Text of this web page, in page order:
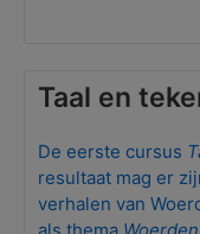
Taal en
De eerste cursus
resultaat mag er
verhalen van
als thema